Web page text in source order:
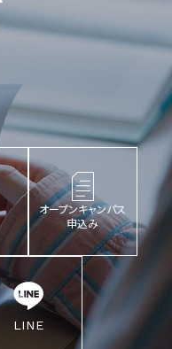
オープンキャンパス
申込み
LINE